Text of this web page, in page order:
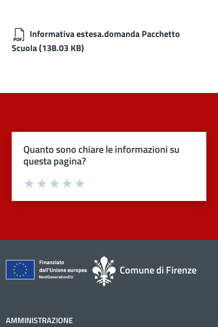
Informativa estesa.domanda Pacchetto
Scuola(138.03 KB)
Quanto sono chiare le informazioni su
questa pagina?
Valuta 4 stelle su 5
Valuta 3 stelle su 5
Valuta 2 stelle su 5
Valuta 1 stelle su 5
Comune di Firenze
AMMINISTRAZIONE